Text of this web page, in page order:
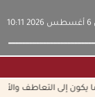
إلى التعاطف والأخلاق